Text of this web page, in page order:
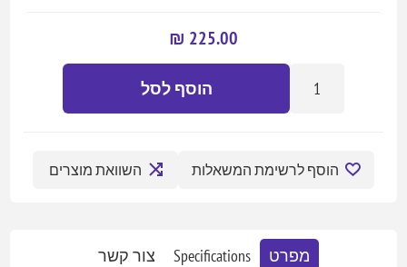
225.00 ₪
הוסף לסל
הוסף לרשימת המשאלות השוואת מוצרים
מפרט Specifications צור קשר